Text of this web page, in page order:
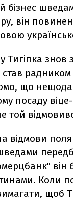
бізнес
він
Тигіпка знов
став радником
що
посаду
той
відмови
він
Коли
щоб